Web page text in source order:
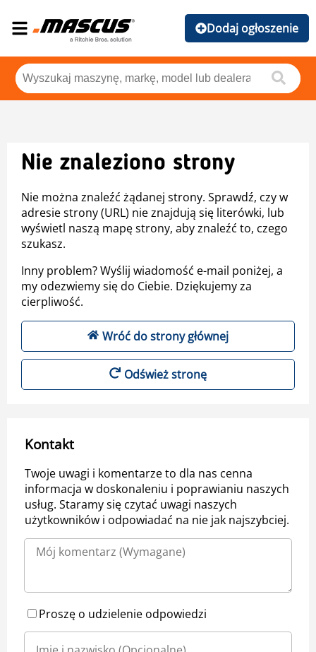
Dodaj ogłoszenie
Nie znaleziono strony
Nie można znaleźć żądanej strony. Sprawdź, czy w
adresie strony (URL) nie znajdują się literówki, lub
wyświetl naszą mapę strony, aby znaleźć to, czego
szukasz.
Inny problem? Wyślij wiadomość e-mail poniżej, a
my odezwiemy się do Ciebie. Dziękujemy za
cierpliwość.
Wróć do strony głównej
Odśwież stronę
Kontakt
Twoje uwagi i komentarze to dla nas cenna
informacja w doskonaleniu i poprawianiu naszych
usług. Staramy się czytać uwagi naszych
użytkowników i odpowiadać na nie jak najszybciej.
Proszę o udzielenie odpowiedzi